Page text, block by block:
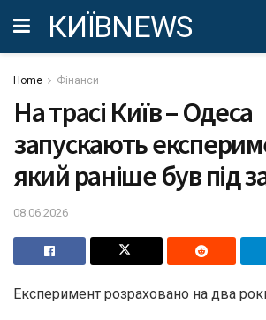
КИЇВNEWS
Home Фінанси
На трасі Київ – Одеса
запускають
який раніше був під
08.06.2026
Експеримент розраховано на два